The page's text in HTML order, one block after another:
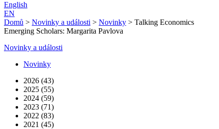
English
EN
Domů > Novinky a události > Novinky > Talking Economics
Emerging Scholars: Margarita Pavlova
Novinky a události
Novinky
2026 (43)
2025 (55)
2024 (59)
2023 (71)
2022 (83)
2021 (45)